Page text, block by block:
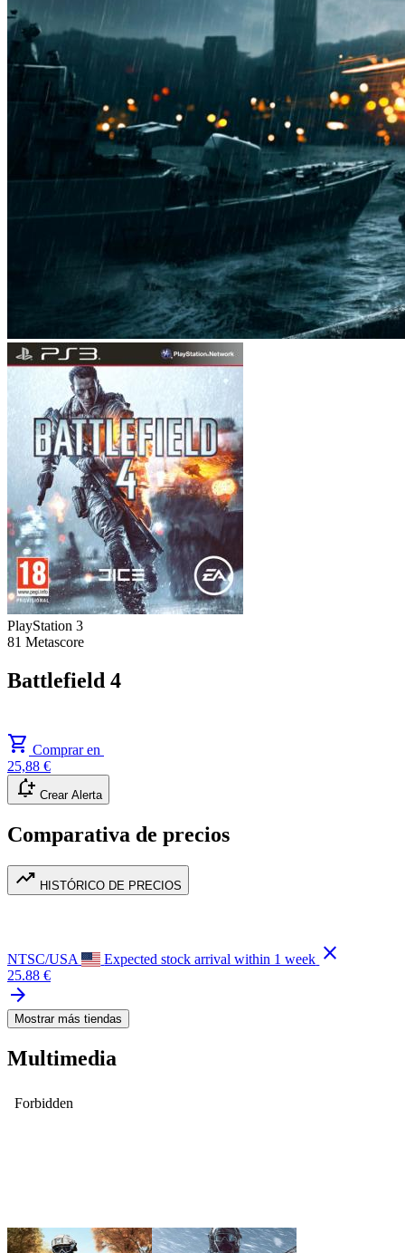
PlayStation 3
81 Metascore
Battlefield 4
shopping_cart Comprar en
25,88 €
notification_add Crear Alerta
Comparativa de precios
trending_up HISTÓRICO DE PRECIOS
NTSC/USA Expected stock arrival within 1 week close
25.88 €
arrow_forward
Mostrar más tiendas
Multimedia